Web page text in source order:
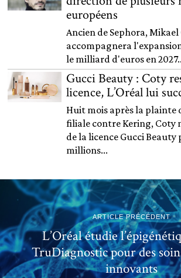
européens
Ancien de Sephora, Mikael
accompagnera
le milliard d'euros en
Gucci Beauty : Coty
licence, L’Oréal lui
Huit mois après la plainte
filiale contre Kering, Coty
de la licence Gucci Beauty
millions...
ARTICLE PRÉCÉDENT
L’Oréal étudie
TruDiagnostic pour des
innovants